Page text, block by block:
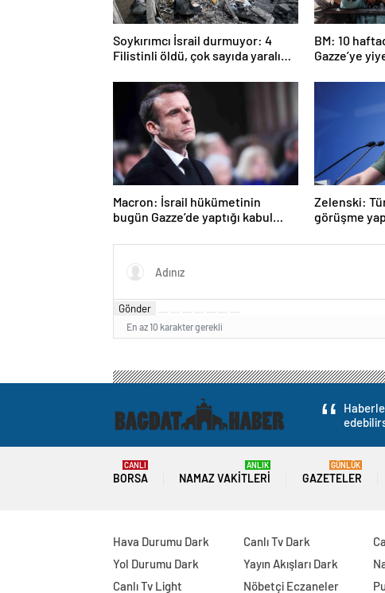
Soykırımcı İsrail durmuyor: 4
Filistinli öldü, çok sayıda yaralı
BM: 10
Gazze’ye
Macron: İsrail hükümetinin
bugün Gazze’de yaptığı kabul
Zelenski:
görüşme
Gönder
En az 10 karakter gerekli
BORSA
CANLI
NAMAZ VAKITLERI
ANLIK
GAZETELER
GÜNLÜK
Hava Durumu Dark
Yol Durumu Dark
Canlı Tv Light
Canlı Tv Dark
Yayın Akışları Dark
Nöbetçi Eczaneler